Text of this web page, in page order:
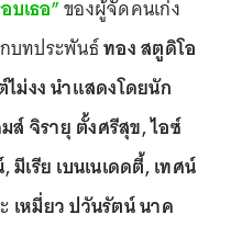
บเธอ”ของผู้จัดคนเก่ง
บทประพันธ์ทอง สตูดิโอ
ม่งง นำแสดงโดยนัก
ส์ จิรายุ ตั้งศรีสุข, ไอซ์
เรีย เบนเนเดดตี้, เทศน์
เหมี่ยว ปวันรัตน์ นาค